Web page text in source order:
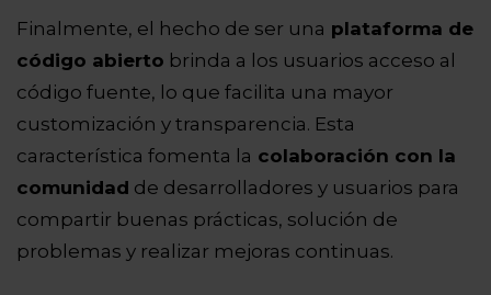
Finalmente, el hecho de ser una plataforma de
código abierto brinda a los usuarios acceso al
código fuente, lo que facilita una mayor
customización y transparencia. Esta
característica fomenta la colaboración con la
comunidad de desarrolladores y usuarios para
compartir buenas prácticas, solución de
problemas y realizar mejoras continuas.